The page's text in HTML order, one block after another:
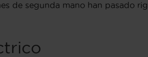
de segunda mano han pasado